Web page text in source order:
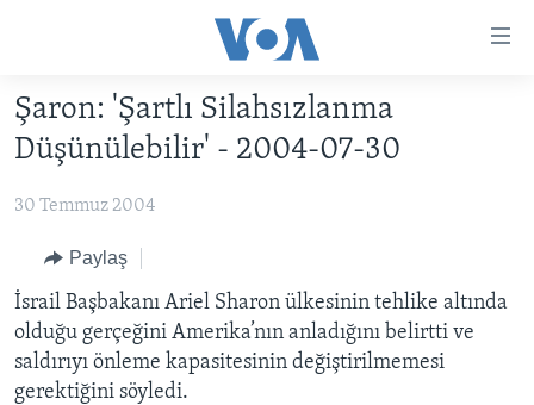
geç
Ana
navigasyona
geç
HABERLER
TÜRKİYE
AMERİKA
ORTADOĞU
AVRUPA
ULUSLARARASI
SAĞLIK
PROGRAMLAR
AMERİKA'DA YAŞAM
UKRAYNA KRİZİ
YAPAY ZEKA
YORUMLAR
AMERIKA'YA ÖZEL
İNGİLİZCE DERSLERİ
Şaron: 'Şartlı Silahsızlanma
Düşünülebilir' - 2004-07-30
30 Temmuz 2004
Paylaş
İsrail Başbakanı Ariel Sharon ülkesinin tehlike altında
olduğu gerçeğini Amerika’nın anladığını belirtti ve
saldırıyı önleme kapasitesinin değiştirilmemesi
gerektiğini söyledi.